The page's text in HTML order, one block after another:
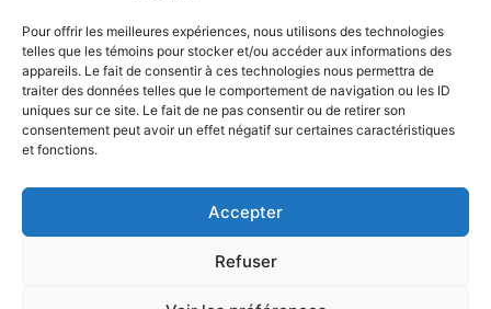
Pour offrir les meilleures expériences, nous utilisons des technologies
telles que les témoins pour stocker et/ou accéder aux informations des
appareils. Le fait de consentir à ces technologies nous permettra de
traiter des données telles que le comportement de navigation ou les ID
uniques sur ce site. Le fait de ne pas consentir ou de retirer son
consentement peut avoir un effet négatif sur certaines caractéristiques
et fonctions.
Accepter
Refuser
Nous Suivre
Contactez-nous :
12-3894 rue Sainte-Catherine Est,